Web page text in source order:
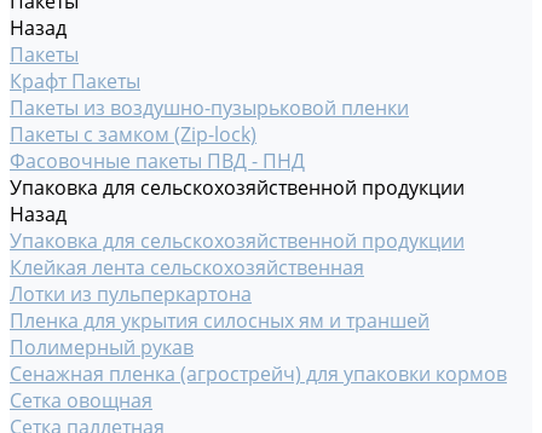
Назад
Пакеты
Крафт Пакеты
Пакеты из воздушно-пузырьковой пленки
Пакеты с замком (Zip-lock)
Фасовочные пакеты ПВД - ПНД
Упаковка для сельскохозяйственной продукции
Назад
Упаковка для сельскохозяйственной продукции
Клейкая лента сельскохозяйственная
Лотки из пульперкартона
Пленка для укрытия силосных ям и траншей
Полимерный рукав
Сенажная пленка (агрострейч) для упаковки кормов
Сетка овощная
Сетка паллетная